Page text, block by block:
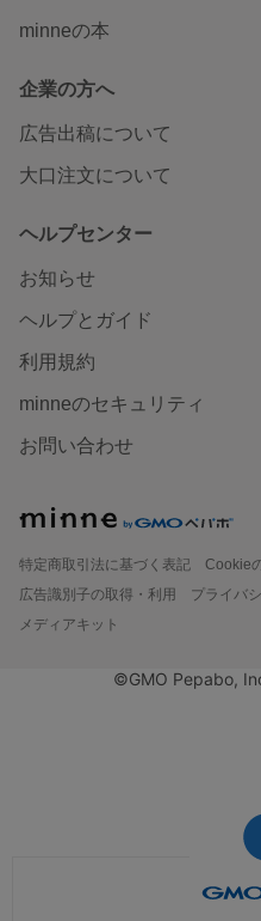
minneの本
企業の方へ
広告出稿について
大口注文について
ヘルプセンター
お知らせ
ヘルプとガイド
利用規約
minneのセキュリティ
お問い合わせ
特定商取引法に基づく表記
Cookie
広告識別子の取得・利用
プライバ
メディアキット
©GMO Pepabo,